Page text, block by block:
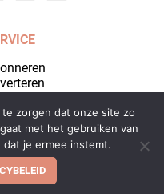
voorbehouden |
Wooms
zorgen dat onze site zo
met het gebruiken van
je ermee instemt.